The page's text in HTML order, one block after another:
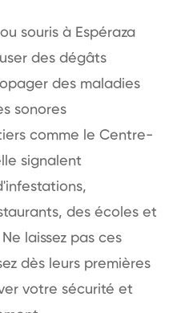
souris à Espéraza
des dégâts
des maladies
sonores
comme le Centre-
signalent
des écoles et
laissez pas ces
dès leurs premières
votre sécurité et